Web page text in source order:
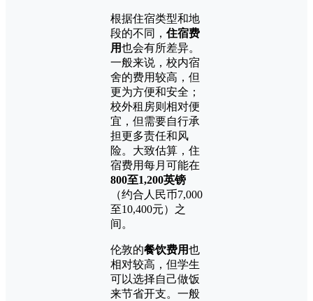
根据住宿类型和地
段的不同， 住宿费
用也会有所差异。
一般来说，校内宿
舍的费用较高，但
更为方便和安全；
校外租房则相对便
宜，但需要自行承
担更多责任和风
险。大致估算，住
宿费用每月可能在
800至1,200英镑
（约合人民币7,000
至10,400元）之
间。
伦敦的餐饮费用也
相对较高，但学生
可以选择自己做饭
来节省开支。一般